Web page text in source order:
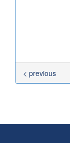
< previous